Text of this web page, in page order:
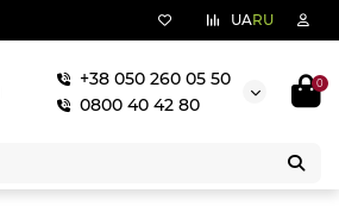
UARU
+38 050 260 05 50
0800 40 42 80
0